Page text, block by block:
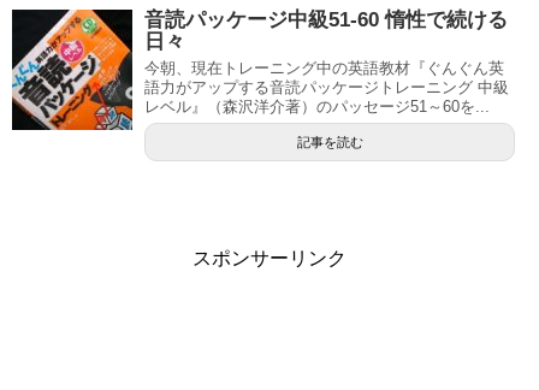
音読パッケージ中級51-60 惰性で続ける
日々
今朝、現在トレーニング中の英語教材『ぐんぐん英
語力がアップする音読パッケージトレーニング 中級
レベル』（森沢洋介著）のパッセージ51～60を...
記事を読む
スポンサーリンク